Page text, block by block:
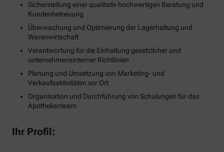
Sicherstellung einer qualitativ hochwertigen Beratung und
Kundenbetreuung
Überwachung und Optimierung der Lagerhaltung und
Warenwirtschaft
Verantwortung für die Einhaltung gesetzlicher und
unternehmensinterner Richtlinien
Planung und Umsetzung von Marketing- und
Verkaufsaktivitäten vor Ort
Organisation und Durchführung von Schulungen für das
Apothekenteam
Ihr Profil: